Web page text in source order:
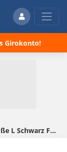
Girokonto!
68€ (statt ca. 100€)